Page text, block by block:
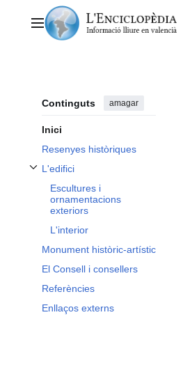
contingutMenú principal
Continguts amagar
Inici
Resenyes històriques
L'edifici
Alternar subsecció L'edifici
Escultures i
ornamentacions
exteriors
L'interior
Monument històric-artístic
El Consell i consellers
Referències
Enllaços externs